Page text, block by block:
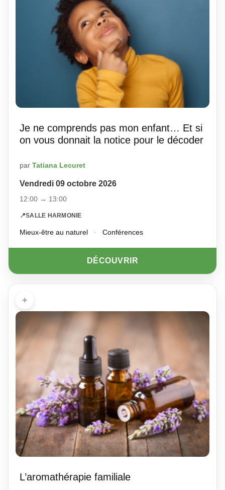
Je ne comprends pas mon enfant… Et si
on vous donnait la notice pour le décoder
par Tatiana Lecuret
Vendredi 09 octobre 2026
12:00 → 13:00
📍SALLE HARMONIE
Mieux-être au naturel · Conférences
DÉCOUVRIR
+
L’aromathérapie familiale